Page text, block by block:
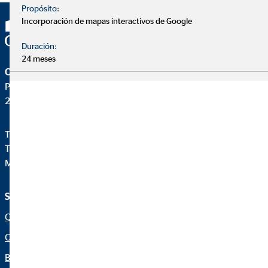
OVB Allfinanz España S.A.
Pza. Manuel Gómez Moreno, 2 8ªA
28020 Madrid
Teléfono:
Telefax: +34 91 44710-29
Mail:
Servicio e información
Quiénes Somos
Consultoría financiera
Blog
Propósito:
Incorporación de mapas interactivos de Google
Duración:
24 meses